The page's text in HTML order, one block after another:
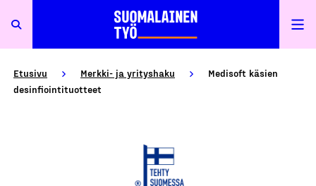
Etusivu Merkki- ja yrityshaku
Medisoft käsien
desinfiointituotteet